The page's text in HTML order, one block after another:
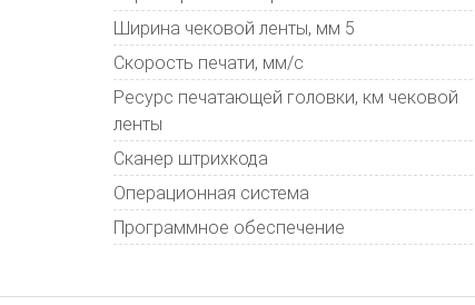
Ширина чековой ленты, мм 5
Скорость печати, мм/с
Ресурс печатающей головки, км чековой
ленты
Сканер штрихкода
Операционная система
Программное обеспечение